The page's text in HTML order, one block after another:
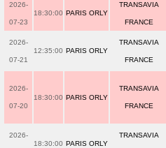
2026-
07-23
18:30:00 PARIS ORLY
TRANSAVIA
FRANCE
2026-
07-21
12:35:00 PARIS ORLY
TRANSAVIA
FRANCE
2026-
07-20
18:30:00 PARIS ORLY
TRANSAVIA
FRANCE
2026-
18:30:00 PARIS ORLY
TRANSAVIA